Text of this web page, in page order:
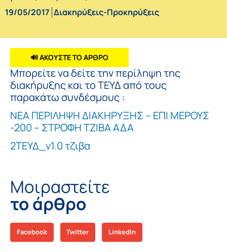
19/05/2017 Διακηρύξεις-Προκηρύξεις
🔊 ΑΚΟΥΣΤΕ ΤΟ ΑΡΘΡΟ
Μπορείτε να δείτε την περίληψη της
διακήρυξης και το ΤΕΥΔ από τους
παρακάτω συνδέσμους :
ΝΕΑ ΠΕΡΙΛΗΨΗ ΔΙΑΚΗΡΥΞΗΣ – ΕΠΙ ΜΕΡΟΥΣ
-200 – ΣΤΡΟΦΗ ΤΖΙΒΑ ΑΔΑ
2ΤΕΥΔ_v1.0 τζιβα
Μοιραστείτε
το άρθρο
Facebook Twitter LinkedIn